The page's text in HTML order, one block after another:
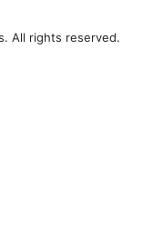
All rights reserved.